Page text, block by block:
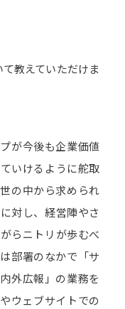
教えていただけま
が今後も企業価値
いけるように舵取
の中から求められ
対し、経営陣やさ
らニトリが歩むべ
部署のなかで「サ
外広報」の業務を
ウェブサイトでの